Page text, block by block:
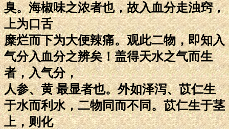
臭。海椒味之浓者也，故入血分走浊窍，
上为口舌
糜烂而下为大便辣痛。观此二物，即知入
气分入血分之辨矣！盖得天水之气而生
者，入气分，
人参、黄 最显者也。外如泽泻、苡仁生
于水而利水，二物同而不同。苡仁生于茎
上，则化